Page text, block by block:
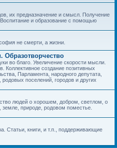
их предназначение и смысл. Получение
и образование с помощью
не смерти, а жизни.
Образотворчество
во благо. Увеличение скорости мысли.
Коллективное создание позитивных
Парламента, народного депутата,
поселений, городов и других
людей о хорошем, добром, светлом, о
природе, родовом поместье.
Статьи, книги, и т.п., поддерживающие